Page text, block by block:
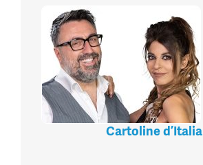
Cartoline d’Italia